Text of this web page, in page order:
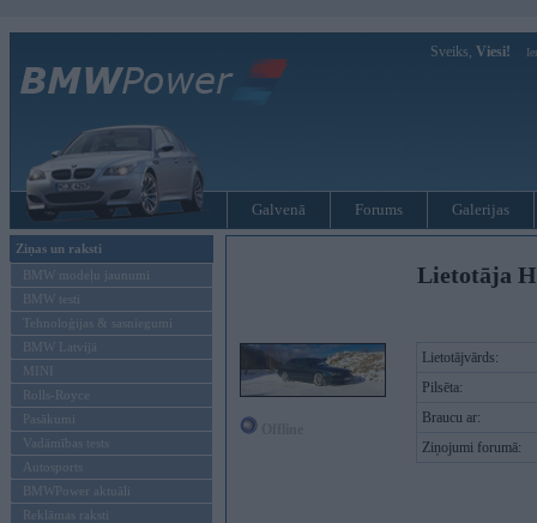
Sveiks, Viesi!
Galvenā Forums Galerijas
Ziņas un raksti
BMW modeļu jaunumi
BMW testi
Tehnoloģijas & sasniegumi
BMW Latvijā
MINI
Rolls-Royce
Pasākumi
Vadāmības tests
Autosports
BMWPower aktuāli
Reklāmas raksti
Lietotāja
Lietotājvārds:
Pilsēta:
Braucu ar:
Ziņojumi forumā: